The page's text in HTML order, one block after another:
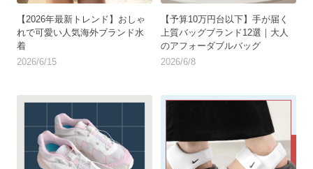
【2026年最新トレンド】おしゃ
れで可愛い人気海外ブランド水
着
2026/6/15
【予算10万円台以下】手が届く
上質バッグブランド12選｜大人
のアフォーダブルバッグ
2026/6/8